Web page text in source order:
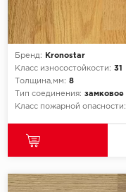
Бренд:
Kronostar
Класс износостойкости: 31
Толщина,мм: 8
Тип соединения: замковое
Класс пожарной опасности: